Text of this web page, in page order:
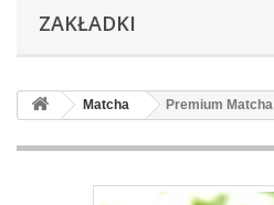
ZAKŁADKI
Matcha Premium Matcha